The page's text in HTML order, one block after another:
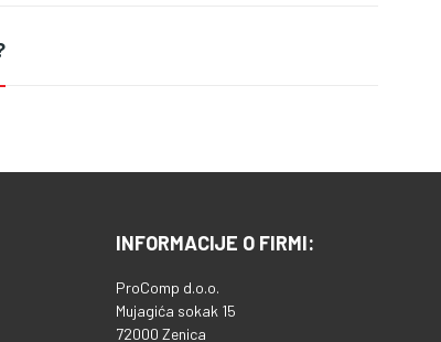
INFORMACIJE O FIRMI:
ProComp d.o.o.
Mujagića sokak 15
72000 Zenica